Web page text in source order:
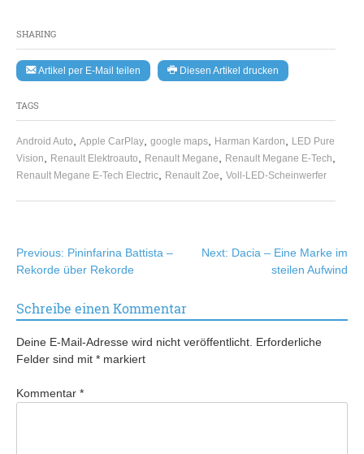
SHARING
Artikel per E-Mail teilen Diesen Artikel drucken
TAGS
Android Auto Apple CarPlay google maps Harman Kardon
LED Pure
Vision
Renault Elektroauto Renault Megane Renault Megane E-Tech
Renault Megane E-Tech Electric Renault Zoe Voll-LED-Scheinwerfer
Beitragsnavigation
Previous: Pininfarina Battista –
Rekorde über Rekorde
Next: Dacia – Eine Marke im
steilen Aufwind
Schreibe einen Kommentar
Deine E-Mail-Adresse wird nicht veröffentlicht. Erforderliche
Felder sind mit * markiert
Kommentar *